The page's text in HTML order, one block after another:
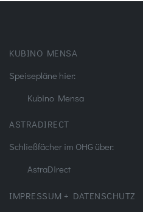
KUBINO MENSA
Speisepläne hier:
Kubino Mensa
ASTRADIRECT
Schließfächer im OHG über:
AstraDirect
IMPRESSUM + DATENSCHUTZ